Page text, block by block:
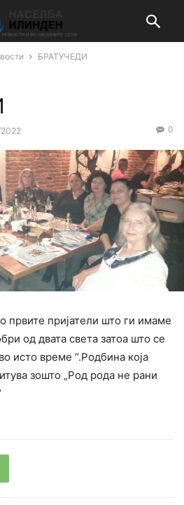
БРАТУЧЕДИ
0
првите пријатели што ги имаме
од двата света затоа што се
исто време “.Родбина која
зошто „Род рода не рани